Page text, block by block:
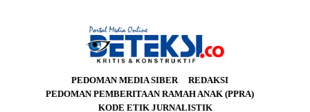
PEDOMAN MEDIA SIBER
REDAKSI
PEDOMAN PEMBERITAAN RAMAH ANAK (PPRA)
KODE ETIK JURNALISTIK